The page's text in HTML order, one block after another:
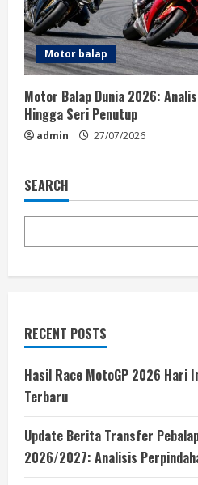
Motor balap
Motor Balap Dunia 2026:
Hingga Seri Penutup
admin 27/07/2026
SEARCH
RECENT POSTS
Hasil Race MotoGP 2026 Hari
Terbaru
Update Berita Transfer
2026/2027: Analisis